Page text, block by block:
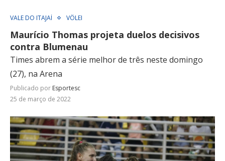
VALE DO ITAJAÍ VÔLEI
Maurício Thomas projeta duelos decisivos
contra Blumenau
Times abrem a série melhor de três neste domingo
(27), na Arena
Publicado por Esportesc
25 de março de 2022